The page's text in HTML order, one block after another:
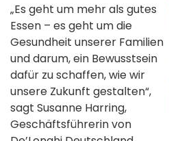
„Es geht um mehr als gutes
Essen – es geht um die
Gesundheit unserer Familien
und darum, ein Bewusstsein
dafür zu schaffen, wie wir
unsere Zukunft gestalten“,
sagt Susanne Harring,
Geschäftsführerin von